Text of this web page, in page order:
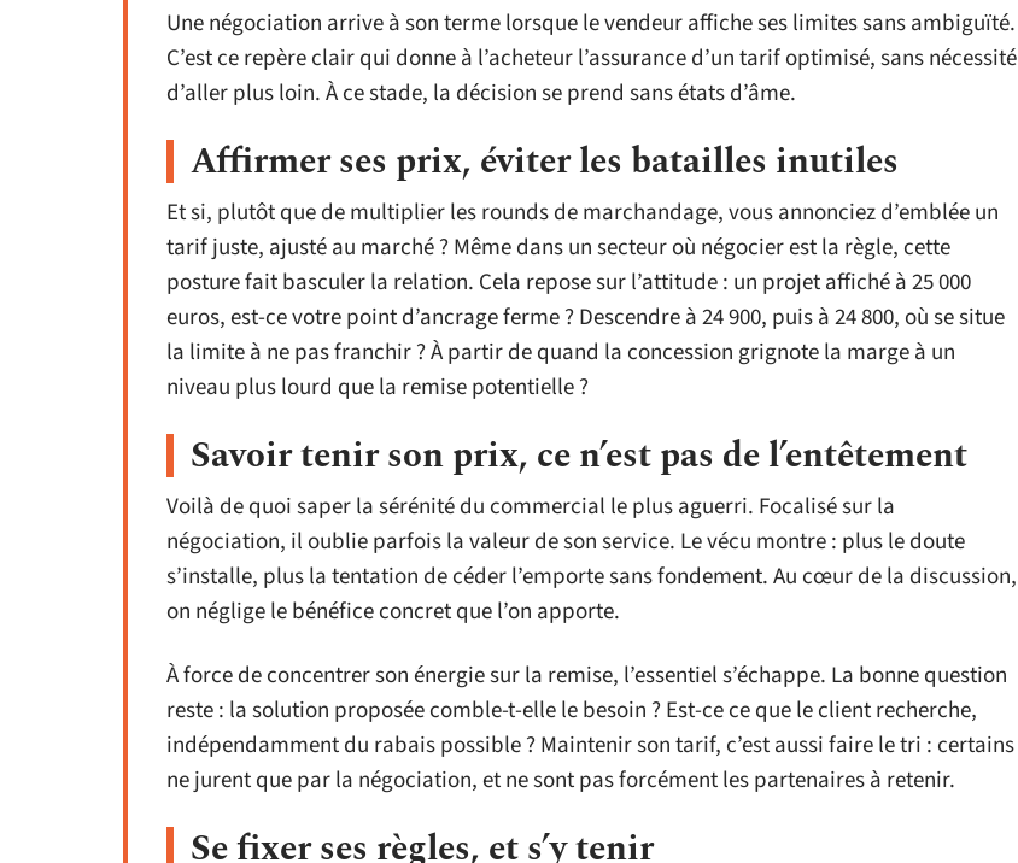
Une négociation arrive à son terme lorsque le vendeur affiche ses limites sans ambiguïté.
C’est ce repère clair qui donne à l’acheteur l’assurance d’un tarif optimisé, sans nécessité
d’aller plus loin. À ce stade, la décision se prend sans états d’âme.
Affirmer ses prix, éviter les batailles inutiles
Et si, plutôt que de multiplier les rounds de marchandage, vous annonciez d’emblée un
tarif juste, ajusté au marché ? Même dans un secteur où négocier est la règle, cette
posture fait basculer la relation. Cela repose sur l’attitude : un projet affiché à 25 000
euros, est-ce votre point d’ancrage ferme ? Descendre à 24 900, puis à 24 800, où se situe
la limite à ne pas franchir ? À partir de quand la concession grignote la marge à un
niveau plus lourd que la remise potentielle ?
Savoir tenir son prix, ce n’est pas de l’entêtement
Voilà de quoi saper la sérénité du commercial le plus aguerri. Focalisé sur la
négociation, il oublie parfois la valeur de son service. Le vécu montre : plus le doute
s’installe, plus la tentation de céder l’emporte sans fondement. Au cœur de la discussion,
on néglige le bénéfice concret que l’on apporte.
À force de concentrer son énergie sur la remise, l’essentiel s’échappe. La bonne question
reste : la solution proposée comble-t-elle le besoin ? Est-ce ce que le client recherche,
indépendamment du rabais possible ? Maintenir son tarif, c’est aussi faire le tri : certains
ne jurent que par la négociation, et ne sont pas forcément les partenaires à retenir.
Se fixer ses règles, et s’y tenir